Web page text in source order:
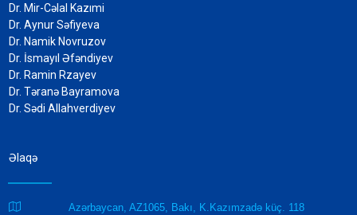
Dr. Mir-Cəlal Kazımi
Dr. Aynur Səfiyeva
Dr. Namik Novruzov
Dr. İsmayıl Əfəndiyev
Dr. Ramin Rzayev
Dr. Təranə Bayramova
Dr. Sədi Allahverdiyev
Əlaqə
 Azərbaycan, AZ1065, Bakı, K.Kazımzadə küç. 118